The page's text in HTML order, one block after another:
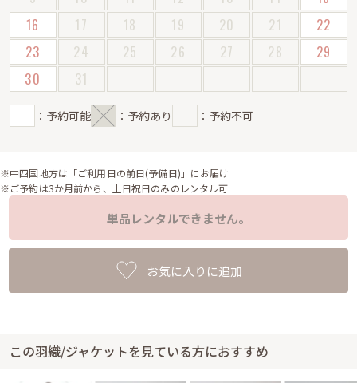
16
17 18 19 20 21
22
23
24 25 26 27 28
29
30
31
：予約可能 ：予約あり ：予約不可
※中四国地方は「ご利用日の前日(予備日)」にお届け
※ご予約は3か月前から、土日祝日のみのレンタル可
単品レンタルできません。
お気に入りに追加
この羽織/ジャケットを見ている方におすすめ